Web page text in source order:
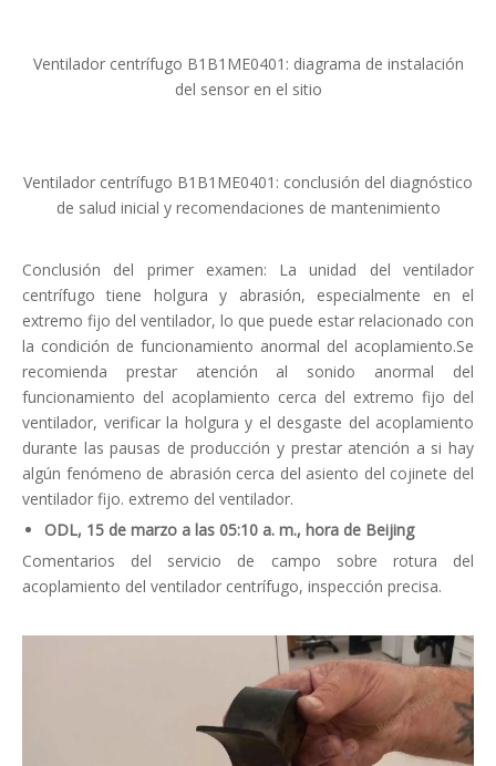
Ventilador centrífugo B1B1ME0401: diagrama de instalación
del sensor en el sitio
Ventilador centrífugo B1B1ME0401: conclusión del diagnóstico
de salud inicial y recomendaciones de mantenimiento
Conclusión del primer examen: La unidad del ventilador
centrífugo tiene holgura y abrasión, especialmente en el
extremo fijo del ventilador, lo que puede estar relacionado con
la condición de funcionamiento anormal del acoplamiento.Se
recomienda prestar atención al sonido anormal del
funcionamiento del acoplamiento cerca del extremo fijo del
ventilador, verificar la holgura y el desgaste del acoplamiento
durante las pausas de producción y prestar atención a si hay
algún fenómeno de abrasión cerca del asiento del cojinete del
ventilador fijo. extremo del ventilador.
ODL, 15 de marzo a las 05:10 a. m., hora de Beijing
Comentarios del servicio de campo sobre rotura del
acoplamiento del ventilador centrífugo, inspección precisa.